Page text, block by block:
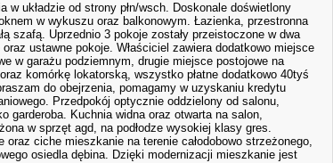
w układzie od strony płn/wsch. Doskonale doświetlony
w wykuszu oraz balkonowym. Łazienka, przestronna
szafą. Uprzednio 3 pokoje zostały przeistoczone w dwa
oraz ustawne pokoje. Właściciel zawiera dodatkowo miejsce
w garażu podziemnym, drugie miejsce postojowe na
komórkę lokatorską, wszystko płatne dodatkowo 40tyś
do obejrzenia, pomagamy w uzyskaniu kredytu
Przedpokój optycznie oddzielony od salonu,
garderoba. Kuchnia widna oraz otwarta na salon,
w sprzęt agd, na podłodze wysokiej klasy gres.
oraz ciche mieszkanie na terenie całodobowo strzeżonego,
osiedla dębina. Dzięki modernizacji mieszkanie jest